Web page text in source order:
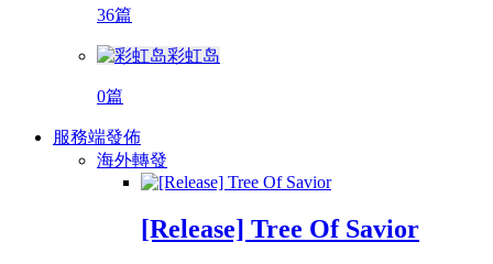
36篇
彩虹岛
0篇
服務端發佈
海外轉發
[Release] Tree Of Savior